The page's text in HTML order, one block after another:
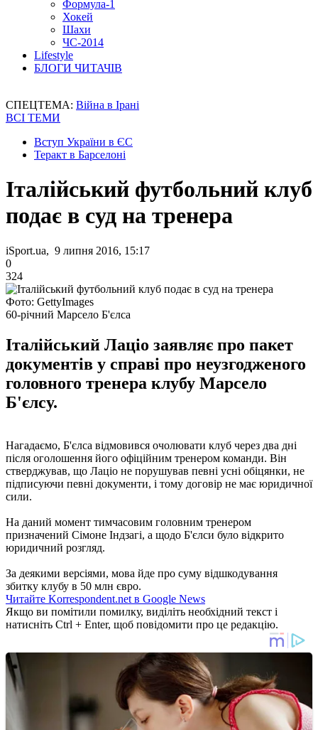
Формула-1
Хокей
Шахи
ЧС-2014
Lifestyle
БЛОГИ ЧИТАЧІВ
СПЕЦТЕМА: Війна в Ірані
ВСІ ТЕМИ
Вступ України в ЄС
Теракт в Барселоні
Італійський футбольний клуб
подає в суд на тренера
iSport.ua, 9 липня 2016, 15:17
0
324
Фото: GettyImages
60-річний Марсело Б'єлса
Італійський Лаціо заявляє про пакет
документів у справі про неузгодженого
головного тренера клубу Марсело
Б'єлсу.
Нагадаємо, Б'єлса відмовився очолювати клуб через два дні
після оголошення його офіційним тренером команди. Він
стверджував, що Лаціо не порушував певні усні обіцянки, не
підписуючи певні документи, і тому договір не має юридичної
сили.
На даний момент тимчасовим головним тренером
призначений Сімоне Індзагі, а щодо Б'єлси було відкрито
юридичний розгляд.
За деякими версіями, мова йде про суму відшкодування
збитку клубу в 50 млн євро.
Читайте Korrespondent.net в Google News
Якщо ви помітили помилку, виділіть необхідний текст і
натисніть Ctrl + Enter, щоб повідомити про це редакцію.